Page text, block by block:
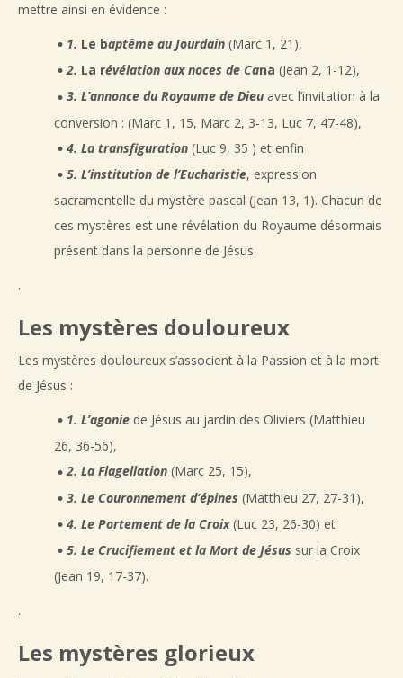
mettre ainsi en évidence :
1. Le baptême au Jourdain (Marc 1, 21),
2. La révélation aux noces de Cana (Jean 2, 1-12),
3. L’annonce du Royaume de Dieu avec l’invitation à la
conversion : (Marc 1, 15, Marc 2, 3-13, Luc 7, 47-48),
4. La transfiguration (Luc 9, 35 ) et enfin
5. L’institution de l’Eucharistie, expression
sacramentelle du mystère pascal (Jean 13, 1). Chacun de
ces mystères est une révélation du Royaume désormais
présent dans la personne de Jésus.
.
Les mystères douloureux
Les mystères douloureux s’associent à la Passion et à la mort
de Jésus :
1. L’agonie de Jésus au jardin des Oliviers (Matthieu
26, 36-56),
2. La Flagellation (Marc 25, 15),
3. Le Couronnement d’épines (Matthieu 27, 27-31),
4. Le Portement de la Croix(Luc 23, 26-30) et
5. Le Crucifiement et la Mort de Jésus sur la Croix
(Jean 19, 17-37).
.
Les mystères glorieux